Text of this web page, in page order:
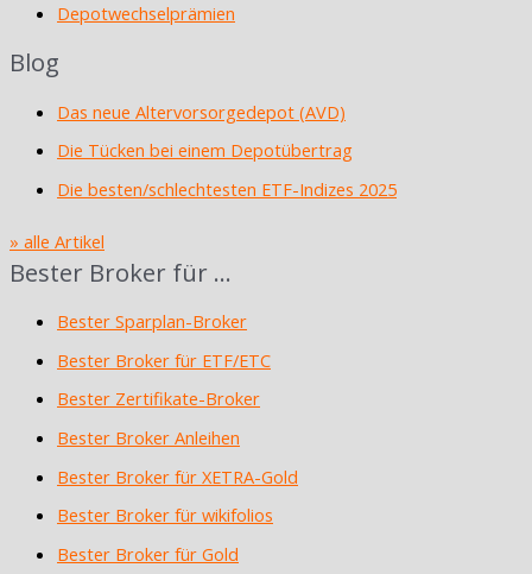
Depotwechselprämien
Blog
Das neue Altervorsorgedepot (AVD)
Die Tücken bei einem Depotübertrag
Die besten/schlechtesten ETF-Indizes 2025
» alle Artikel
Bester Broker für …
Bester Sparplan-Broker
Bester Broker für ETF/ETC
Bester Zertifikate-Broker
Bester Broker Anleihen
Bester Broker für XETRA-Gold
Bester Broker für wikifolios
Bester Broker für Gold